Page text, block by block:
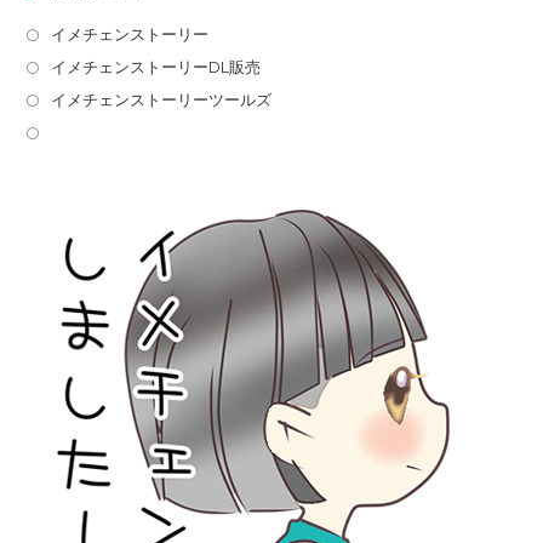
イメチェンストーリー
イメチェンストーリーDL販売
イメチェンストーリーツールズ